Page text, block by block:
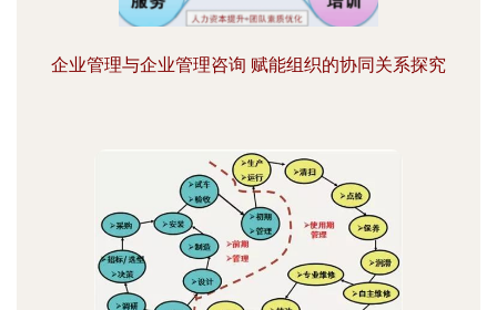
企业管理与企业管理咨询 赋能组织的协同关系探究